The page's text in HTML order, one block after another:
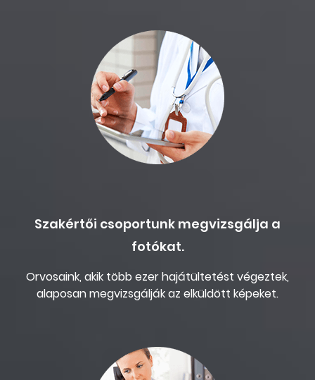
Szakértői csoportunk megvizsgálja a
fotókat.
Orvosaink, akik több ezer hajátültetést végeztek,
alaposan megvizsgálják az elküldött képeket.